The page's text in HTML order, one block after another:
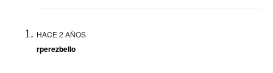
HACE 2 AÑOS
rperezbello